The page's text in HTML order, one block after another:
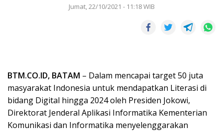
Jumat, 22/10/2021 - 11:18 WIB
BTM.CO.ID, BATAM – Dalam mencapai target 50 juta
masyarakat Indonesia untuk mendapatkan Literasi di
bidang Digital hingga 2024 oleh Presiden Jokowi,
Direktorat Jenderal Aplikasi Informatika Kementerian
Komunikasi dan Informatika menyelenggarakan